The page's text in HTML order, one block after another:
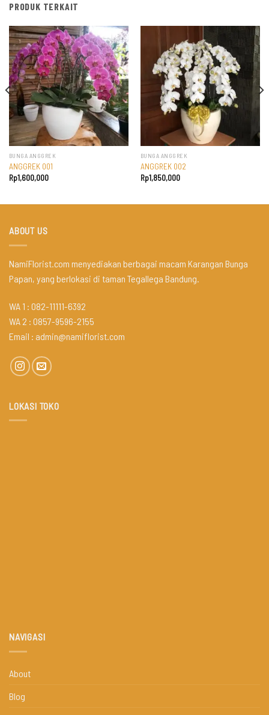
PRODUK TERKAIT
BUNGA ANGGREK
ANGGREK 001
Rp1,600,000
BUNGA ANGGREK
ANGGREK 002
Rp1,850,000
ABOUT US
NamiFlorist.com menyediakan berbagai macam Karangan Bunga
Papan, yang berlokasi di taman Tegallega Bandung.
WA 1 : 082-11111-6392
WA 2 : 0857-9596-2155
Email : admin@namiflorist.com
LOKASI TOKO
NAVIGASI
About
Blog